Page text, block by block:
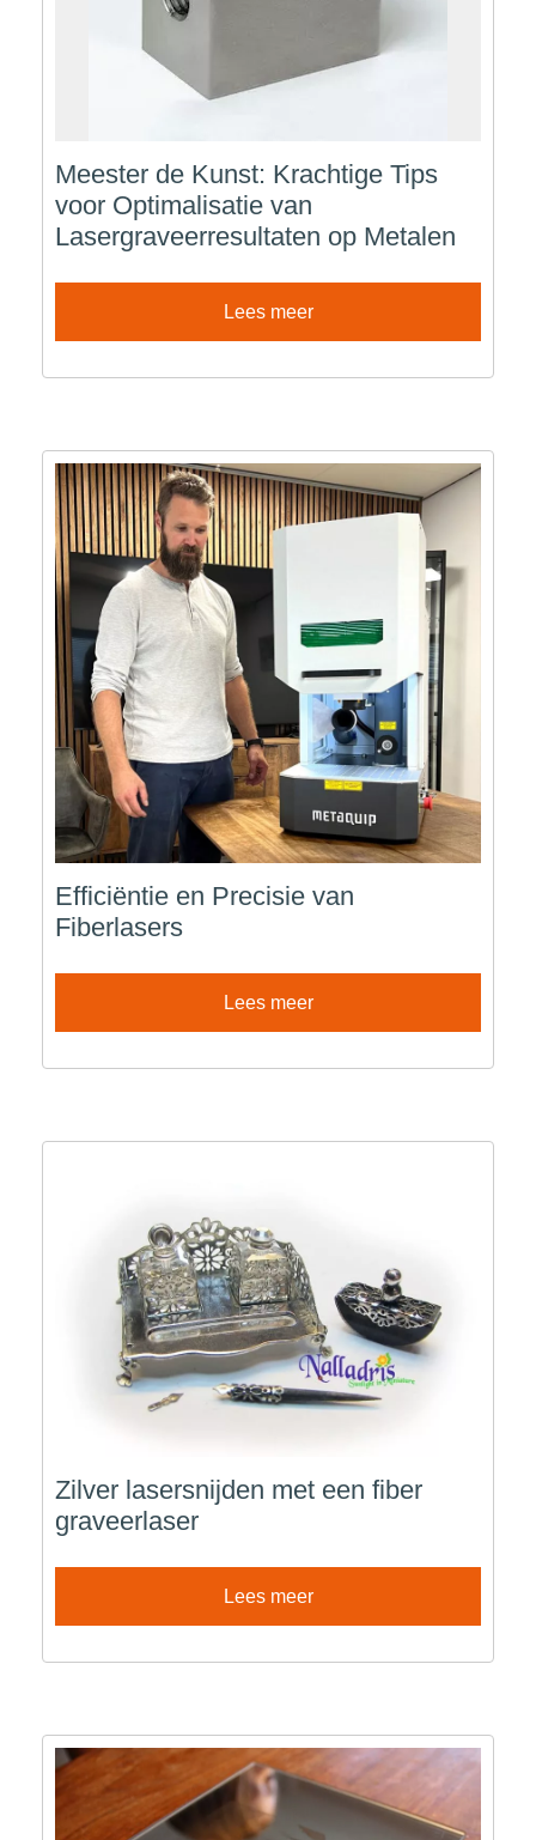
Meester de Kunst: Krachtige Tips
voor Optimalisatie van
Lasergraveerresultaten op Metalen
Lees meer
Efficiëntie en Precisie van
Fiberlasers
Lees meer
Zilver lasersnijden met een fiber
graveerlaser
Lees meer